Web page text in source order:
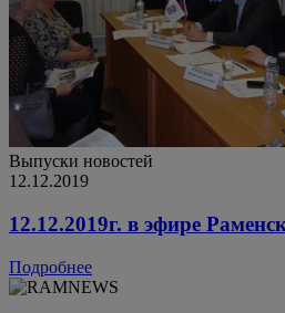
Выпуски новостей
12.12.2019
12.12.2019г. в эфире
Подробнее